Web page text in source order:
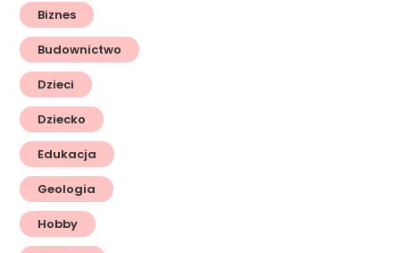
Biznes
Budownictwo
Dzieci
Dziecko
Edukacja
Geologia
Hobby